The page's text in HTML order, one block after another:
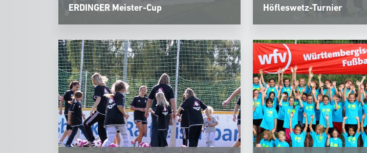
ERDINGER Meister-Cup Höfleswetz-Turnier